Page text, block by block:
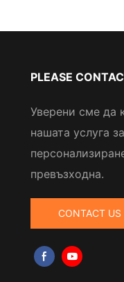
PLEASE
Уверени сме да
нашата услуга за
превъзходна.
CONTACT US